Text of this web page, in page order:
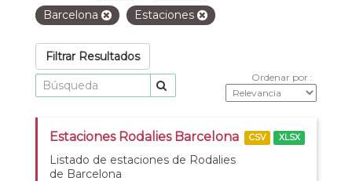
Barcelona Estaciones
Filtrar Resultados
Ordenar por
Estaciones Rodalies Barcelona
Listado de estaciones de Rodalies
de Barcelona
CSV XLSX